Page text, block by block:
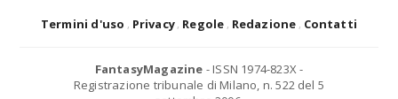
Termini d'uso Privacy Regole Redazione Contatti
FantasyMagazine - ISSN 1974-823X -
Registrazione tribunale di Milano, n. 522 del 5